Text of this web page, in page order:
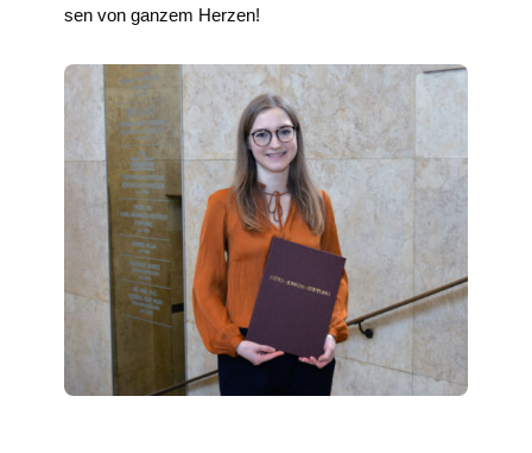
sen von gan­zem Herzen!